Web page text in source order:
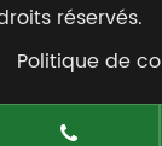
réservés.
Politique de